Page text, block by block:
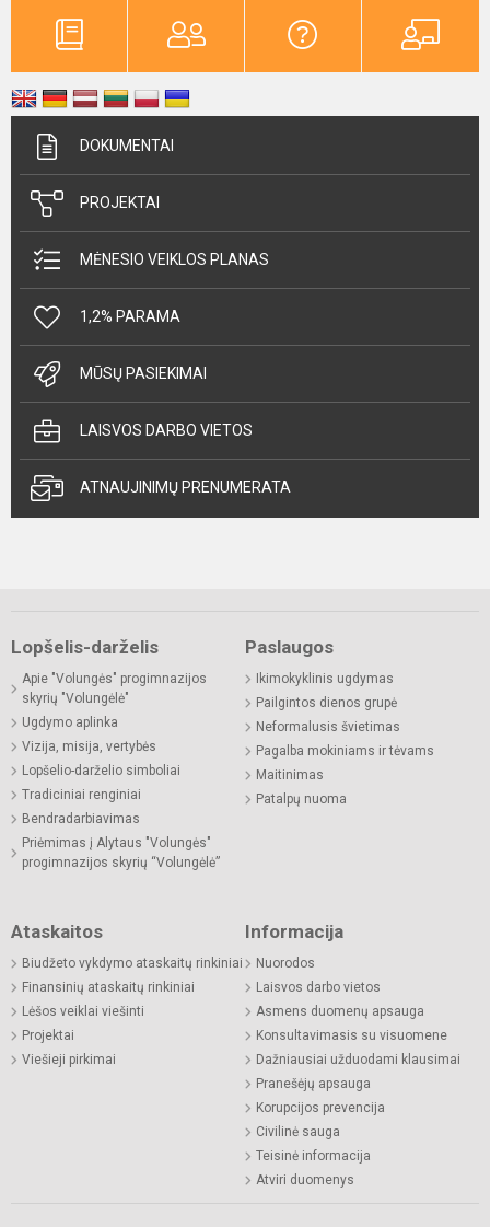
DOKUMENTAI
PROJEKTAI
MĖNESIO VEIKLOS PLANAS
1,2% PARAMA
MŪSŲ PASIEKIMAI
LAISVOS DARBO VIETOS
ATNAUJINIMŲ PRENUMERATA
Lopšelis-darželis
Apie "Volungės" progimnazijos
skyrių "Volungėlė"
Ugdymo aplinka
Vizija, misija, vertybės
Lopšelio-darželio simboliai
Tradiciniai renginiai
Bendradarbiavimas
Priėmimas į Alytaus "Volungės"
progimnazijos skyrių “Volungėlė”
Paslaugos
Ikimokyklinis ugdymas
Pailgintos dienos grupė
Neformalusis švietimas
Pagalba mokiniams ir tėvams
Maitinimas
Patalpų nuoma
Ataskaitos
Biudžeto vykdymo ataskaitų rinkiniai
Finansinių ataskaitų rinkiniai
Lėšos veiklai viešinti
Projektai
Viešieji pirkimai
Informacija
Nuorodos
Laisvos darbo vietos
Asmens duomenų apsauga
Konsultavimasis su visuomene
Dažniausiai užduodami klausimai
Pranešėjų apsauga
Korupcijos prevencija
Civilinė sauga
Teisinė informacija
Atviri duomenys